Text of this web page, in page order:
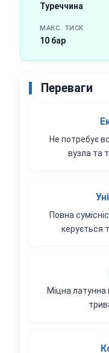
Туреччина
МАКС. ТИСК
10 бар
Переваги
Не потребує
вузла та
Повна
керується
Міцна латунна